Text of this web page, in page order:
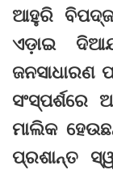
ଆହୁରି
ଏଡ଼ାଇ
ଜନସାଧାରଣ
ମାଲିକ
ପ୍ରଶାନ୍ତ